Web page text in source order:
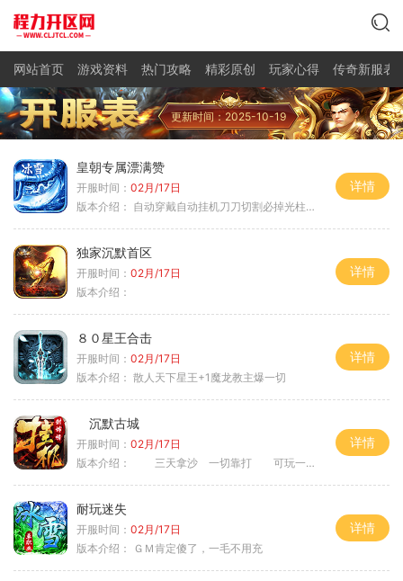
网站首页 游戏资料 热门攻略 精彩原创 玩家心得 传奇新服表
更新时间：2025-10-19
皇朝专属漂满赞
开服时间： 02月/17日
版本介绍： 自动穿戴自动挂机刀刀切割必掉光柱自动
详情
独家沉默首区
开服时间： 02月/17日
版本介绍：
详情
８０星王合击
开服时间： 02月/17日
版本介绍： 散人天下星王+1魔龙教主爆一切
详情
沉默古城
开服时间： 02月/17日
版本介绍：
三天拿沙 一切靠打 可玩一年
详情
耐玩迷失
开服时间： 02月/17日
版本介绍：
ＧＭ肯定傻了，一毛不用充
详情